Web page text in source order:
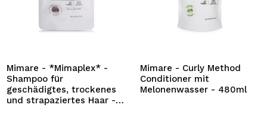
Mimare - *Mimaplex* -
Shampoo für
geschädigtes, trockenes
und strapaziertes Haar -
Mimare - Curly Method
Conditioner mit
Melonenwasser - 480ml